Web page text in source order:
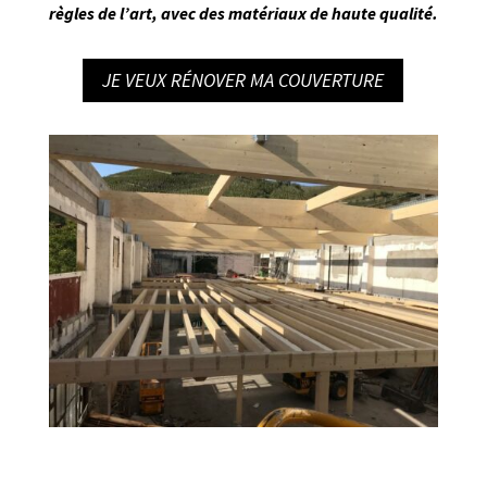
règles de l’art, avec des matériaux de haute qualité.
JE VEUX RÉNOVER MA COUVERTURE